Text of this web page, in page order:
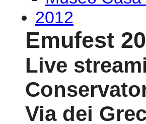
2012
Emufest
Live
Via dei